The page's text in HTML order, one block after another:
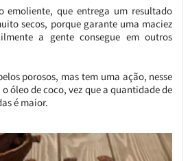
emoliente, que entrega um resultado
secos, porque garante uma maciez
a gente consegue em outros
porosos, mas tem uma ação, nesse
óleo de coco, vez que a quantidade de
é maior.